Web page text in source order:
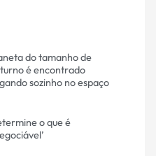
do tamanho de
é encontrado
sozinho no espaço
o que é